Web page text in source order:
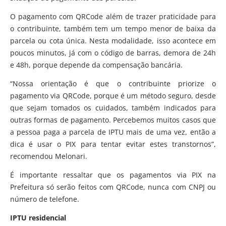
O pagamento com QRCode além de trazer praticidade para
o contribuinte, também tem um tempo menor de baixa da
parcela ou cota única. Nesta modalidade, isso acontece em
poucos minutos, já com o código de barras, demora de 24h
e 48h, porque depende da compensação bancária.
“Nossa orientação é que o contribuinte priorize o
pagamento via QRCode, porque é um método seguro, desde
que sejam tomados os cuidados, também indicados para
outras formas de pagamento. Percebemos muitos casos que
a pessoa paga a parcela de IPTU mais de uma vez, então a
dica é usar o PIX para tentar evitar estes transtornos”,
recomendou Melonari.
É importante ressaltar que os pagamentos via PIX na
Prefeitura só serão feitos com QRCode, nunca com CNPJ ou
número de telefone.
IPTU residencial